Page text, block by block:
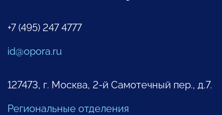
+7 (495) 247 4777
id@opora.ru
127473, г. Москва, 2-й Самотечный пер., д.7.
Региональные отделения